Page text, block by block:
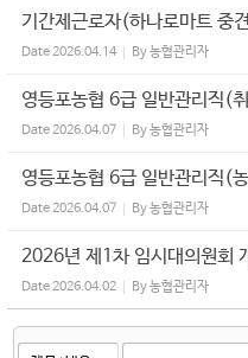
기간제근로자(하나로마트 중
Date2026.04.14 By농협관리자
영등포농협 6급 일반관리직(
Date2026.04.07 By농협관리자
영등포농협 6급 일반관리직(
Date2026.04.07 By농협관리자
2026년 제1차 임시대의원회
Date2026.04.02 By농협관리자